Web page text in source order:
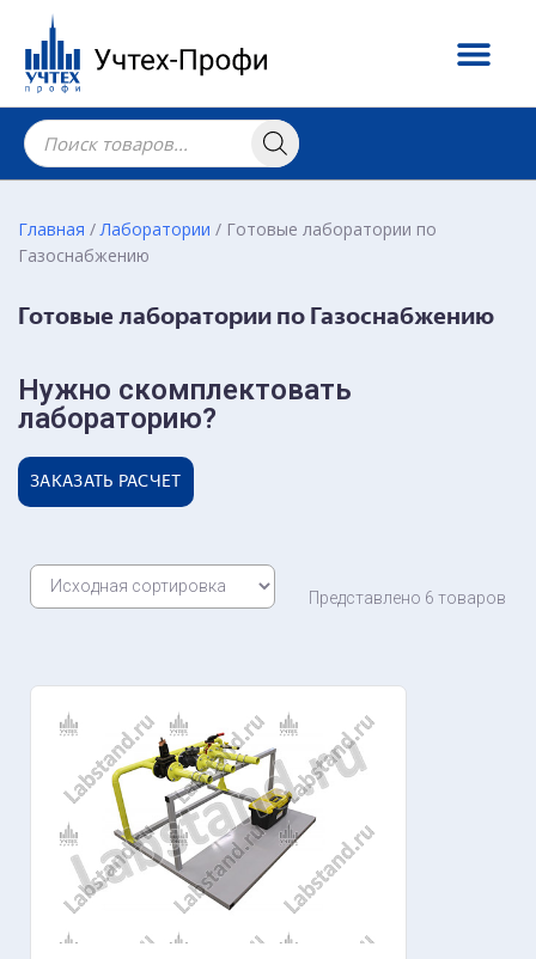
Главная /Лаборатории / Готовые лаборатории по
Газоснабжению
Готовые лаборатории по Газоснабжению
Нужно скомплектовать
лабораторию?
ЗАКАЗАТЬ РАСЧЕТ
Представлено 6 товаров